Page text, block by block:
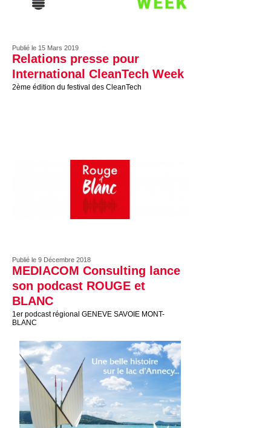
Publié le 15 Mars 2019
Relations presse pour
International CleanTech Week
2ème édition du festival des CleanTech
Publié le 9 Décembre 2018
MEDIACOM Consulting lance
son podcast ROUGE et
BLANC
1er podcast régional GENEVE SAVOIE MONT-
BLANC